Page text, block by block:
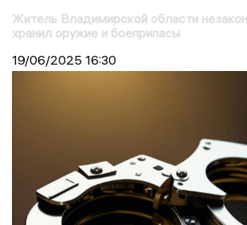
Житель Владимирской области
хранил оружие и боеприпасы
19/06/2025 16:30